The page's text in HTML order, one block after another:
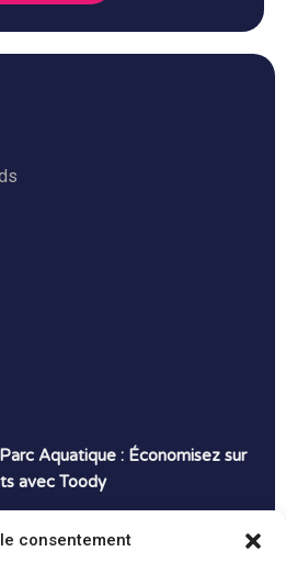
consentement
Aquatique : Économisez sur
avec Toody